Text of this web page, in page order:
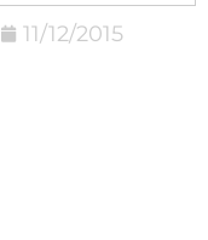
11/12/2015